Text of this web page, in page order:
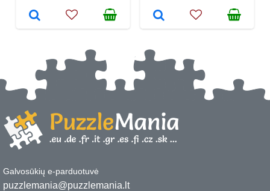
Galvosūkių e-parduotuvė
puzzlemania@puzzlemania.lt